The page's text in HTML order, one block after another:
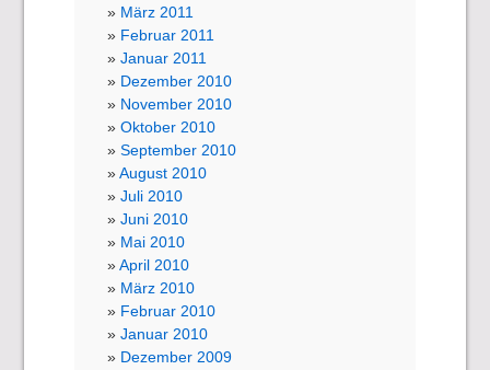
März 2011
Februar 2011
Januar 2011
Dezember 2010
November 2010
Oktober 2010
September 2010
August 2010
Juli 2010
Juni 2010
Mai 2010
April 2010
März 2010
Februar 2010
Januar 2010
Dezember 2009